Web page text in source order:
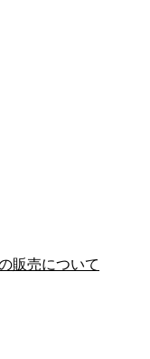
販売について